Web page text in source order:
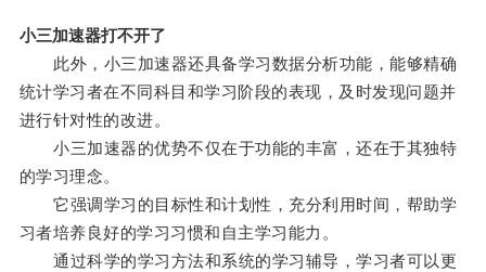
小三加速器打不开了
此外，小三加速器还具备学习数据分析功能，能够精确
统计学习者在不同科目和学习阶段的表现，及时发现问题并
进行针对性的改进。
小三加速器的优势不仅在于功能的丰富，还在于其独特
的学习理念。
它强调学习的目标性和计划性，充分利用时间，帮助学
习者培养良好的学习习惯和自主学习能力。
通过科学的学习方法和系统的学习辅导，学习者可以更